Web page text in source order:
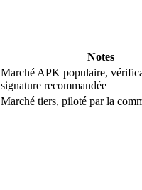
Notes
Marché APK populaire,
signature recommandée
Marché tiers, piloté par la